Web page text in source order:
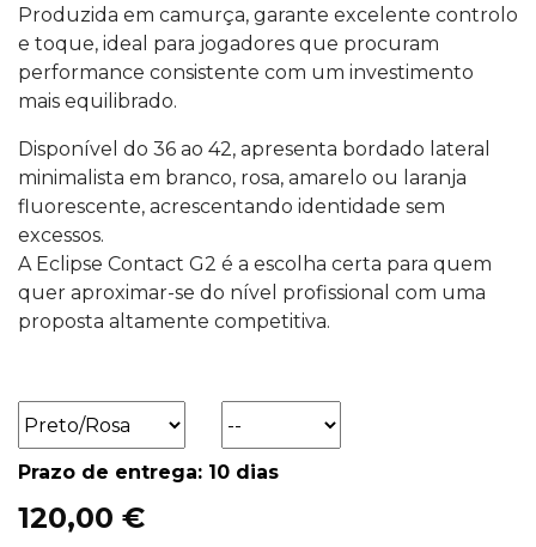
Produzida em camurça, garante excelente controlo
e toque, ideal para jogadores que procuram
performance consistente com um investimento
mais equilibrado.
Disponível do 36 ao 42, apresenta bordado lateral
minimalista em branco, rosa, amarelo ou laranja
fluorescente, acrescentando identidade sem
excessos.
A Eclipse Contact G2 é a escolha certa para quem
quer aproximar-se do nível profissional com uma
proposta altamente competitiva.
Prazo de entrega: 10 dias
120,00 €